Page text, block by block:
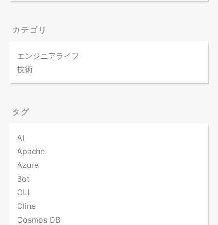
カテゴリ
エンジニアライフ
技術
タグ
AI
Apache
Azure
Bot
CLI
Cline
Cosmos DB